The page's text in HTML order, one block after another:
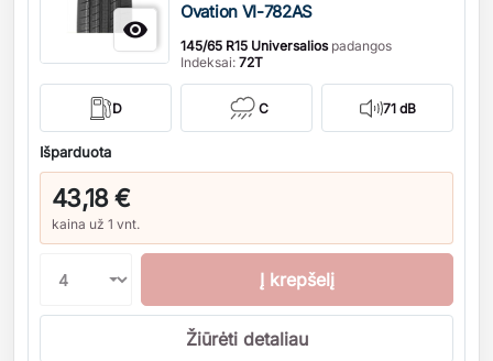

Ovation VI-782AS
145/65 R15 Universaliospadangos
Indeksai: 72T
D C 71 dB
Išparduota
43,18 €
kaina už 1 vnt.
Į krepšelį
Žiūrėti detaliau